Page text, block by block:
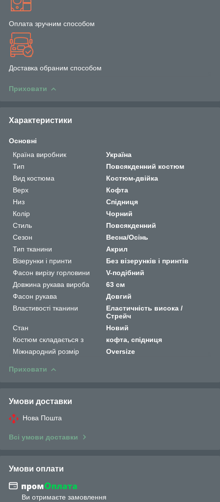
Оплата зручним способом
Доставка обраним способом
Приховати
Характеристики
Основні
Країна виробник
Україна
Тип
Повсякденний костюм
Вид костюма
Костюм-двійка
Верх
Кофта
Низ
Спідниця
Колір
Чорний
Стиль
Повсякденний
Сезон
Весна/Осінь
Тип тканини
Акрил
Візерунки і принти
Без візерунків і принтів
Фасон вирізу горловини
V-подібний
Довжина рукава вироба
63 см
Фасон рукава
Довгий
Властивості тканини
Еластичність висока /
Стрейч
Стан
Новий
Костюм складається з
кофта, спідниця
Міжнародний розмір
Oversize
Приховати
Умови доставки
Нова Пошта
Всі умови доставки
Умови оплати
Ви отримаєте замовлення